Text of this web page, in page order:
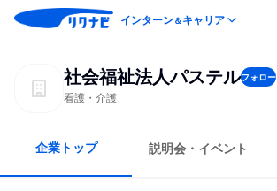
インターン＆キャリア
社会福祉法人パステルフォロー
看護・介護
企業トップ 説明会・イベント